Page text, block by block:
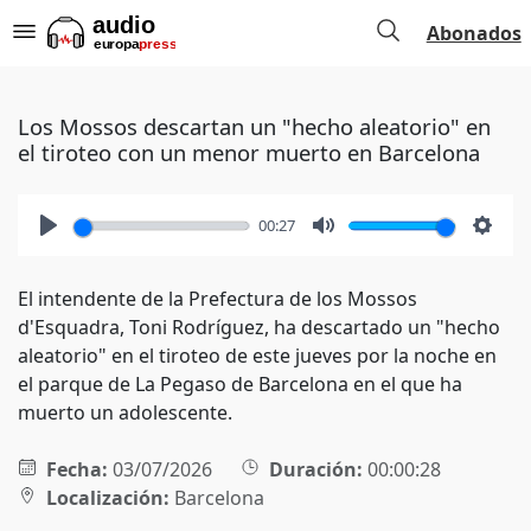
Abonados
Los Mossos descartan un "hecho aleatorio" en
el tiroteo con un menor muerto en Barcelona
00:27
El intendente de la Prefectura de los Mossos
d'Esquadra, Toni Rodríguez, ha descartado un "hecho
aleatorio" en el tiroteo de este jueves por la noche en
el parque de La Pegaso de Barcelona en el que ha
muerto un adolescente.
Fecha: 03/07/2026 Duración: 00:00:28
Localización: Barcelona